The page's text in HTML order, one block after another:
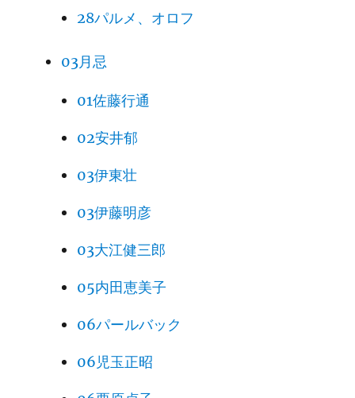
28パルメ、オロフ
03月忌
01佐藤行通
02安井郁
03伊東壮
03伊藤明彦
03大江健三郎
05内田恵美子
06パールバック
06児玉正昭